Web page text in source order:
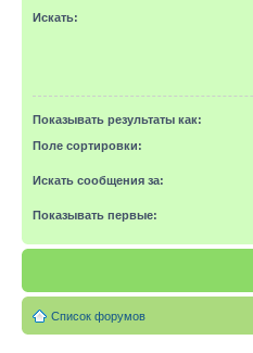
Искать:
Показывать результаты как:
Поле сортировки:
Искать сообщения за:
Показывать первые:
Список форумов